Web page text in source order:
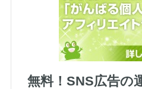
無料！SNS広告の